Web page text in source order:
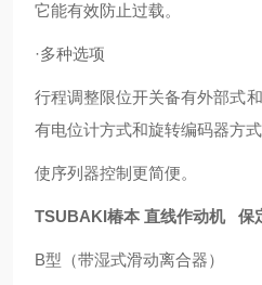
它能有效防止过载。
·多种选项
行程调整限位开关备有外部式
有电位计方式和旋转编码器方式
使序列器控制更简便。
TSUBAKI椿本 直线作动机 保
B型（带湿式滑动离合器）